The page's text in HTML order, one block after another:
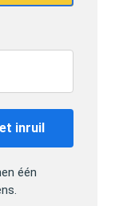
inruil
één